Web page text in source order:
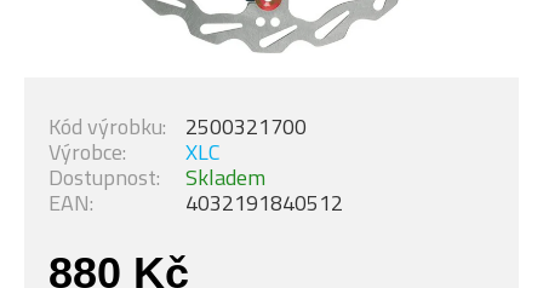
880 Kč
Dostupnost: Skladem
Výrobce: XLC
Kód výrobku: 2500321700
EAN: 4032191840512